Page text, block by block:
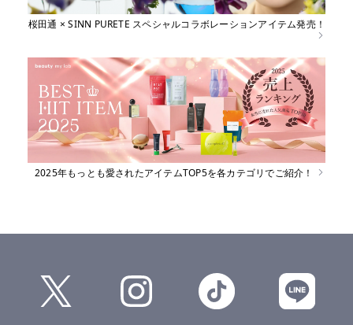
桜田通 × SINN PURETE スペシャルコラボレーションアイテム発売！
2025年もっとも愛されたアイテムTOP5を各カテゴリでご紹介！